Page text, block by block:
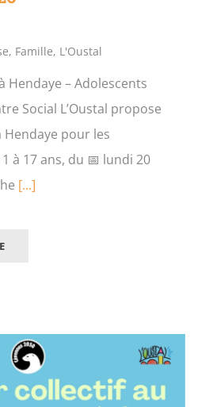
, Famille, L'Oustal
Hendaye – Adolescents
Social L’Oustal propose
Hendaye pour les
à 17 ans, du 📅 lundi 20
[...]